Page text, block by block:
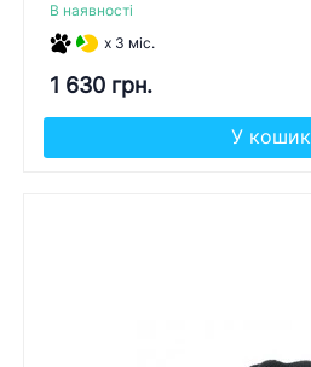
В наявності
x 3 міс.
1 630 грн.
У кошик